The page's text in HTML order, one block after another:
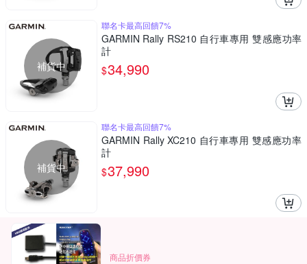
補貨中
聯名卡最高回饋7%
GARMIN Rally RS210 自行車專用 雙感應功率
計
$34,990
補貨中
聯名卡最高回饋7%
GARMIN Rally XC210 自行車專用 雙感應功率
計
$37,990
商品折價券